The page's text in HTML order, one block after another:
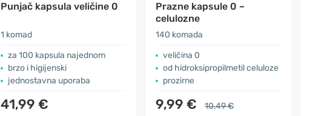
Punjač kapsula veličine 0
1 komad
za 100 kapsula najednom
brzo i higijenski
jednostavna uporaba
41,99 €
Prazne kapsule 0 –
celulozne
140 komada
veličina 0
od hidroksipropilmetil celuloze
prozirne
9,99 € 10,49 €